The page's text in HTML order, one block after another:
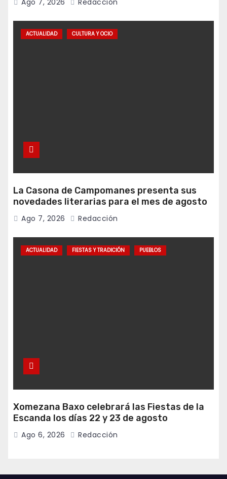
Ago 7, 2026 Redacción
ACTUALIDAD CULTURA Y OCIO
La Casona de Campomanes presenta sus
novedades literarias para el mes de agosto
Ago 7, 2026 Redacción
ACTUALIDAD FIESTAS Y TRADICIÓN PUEBLOS
Xomezana Baxo celebrará las Fiestas de la
Escanda los días 22 y 23 de agosto
Ago 6, 2026 Redacción